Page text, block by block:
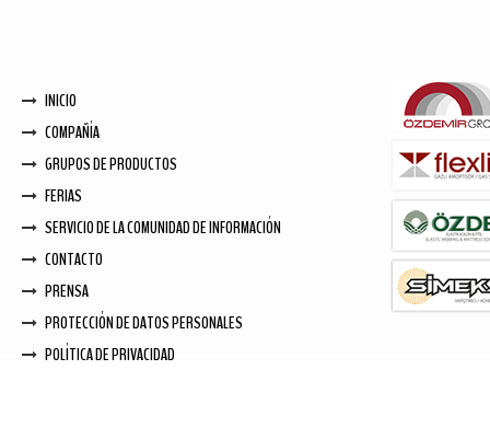
INICIO
COMPAÑÍA
GRUPOS DE PRODUCTOS
FERIAS
SERVICIO DE LA COMUNIDAD DE INFORMACIÓN
CONTACTO
PRENSA
PROTECCIÓN DE DATOS PERSONALES
POLÍTICA DE PRIVACIDAD